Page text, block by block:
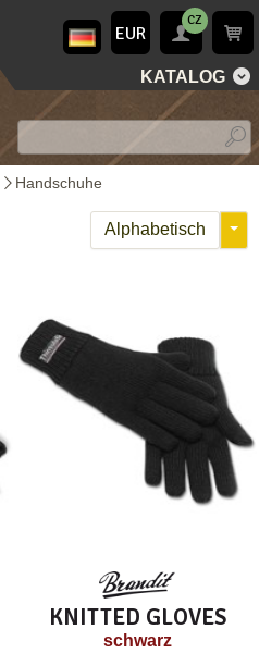
EUR
CZ
KATALOG
Handschuhe
Alphabetisch
KNITTED GLOVES
schwarz